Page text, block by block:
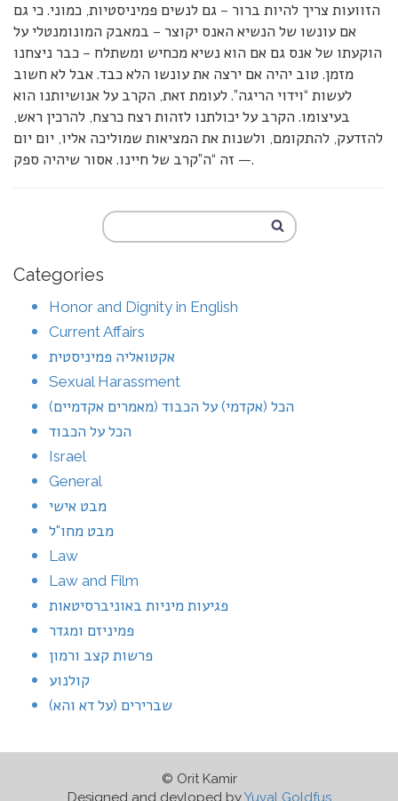
הזוועות צריך להיות ברור – גם לנשים פמיניסטיות, כמוני. כי גם
אם עונשו של הנשיא האנס יקוצר – במאבק המונומנטלי על
הוקעתו של אנס גם אם הוא נשיא מכחיש ומשתלח – כבר ניצחנו
מזמן. טוב יהיה אם ירצה את עונשו הלא כבד. אבל לא חשוב
לעשות “וידוי הריגה”. לעומת זאת, הקרב על אנושיותנו הוא
בעיצומו. הקרב על יכולתנו לזהות רצח כרצח, להרכין ראש,
להזדעק, להתקומם, ולשנות את המציאות שמוליכה אליו, יום יום
— זה “ה”קרב של חיינו. אסור שיהיה ספק.
Categories
Honor and Dignity in English
Current Affairs
אקטואליה פמיניסטית
Sexual Harassment
הכל (אקדמי) על הכבוד (מאמרים אקדמיים)
הכל על הכבוד
Israel
General
מבט אישי
מבט מחו"ל
Law
Law and Film
פגיעות מיניות באוניברסיטאות
פמיניזם ומגדר
פרשות קצב ורמון
קולנוע
שברירים (על דא והא)
© Orit Kamir
Designed and devloped byYuval Goldfus